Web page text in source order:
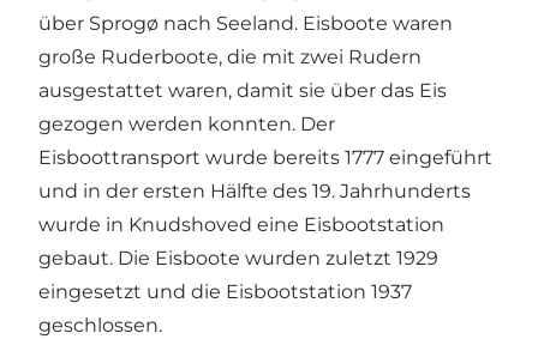
über Sprogø nach Seeland. Eisboote waren
große Ruderboote, die mit zwei Rudern
ausgestattet waren, damit sie über das Eis
gezogen werden konnten. Der
Eisboottransport wurde bereits 1777 eingeführt
und in der ersten Hälfte des 19. Jahrhunderts
wurde in Knudshoved eine Eisbootstation
gebaut. Die Eisboote wurden zuletzt 1929
eingesetzt und die Eisbootstation 1937
geschlossen.